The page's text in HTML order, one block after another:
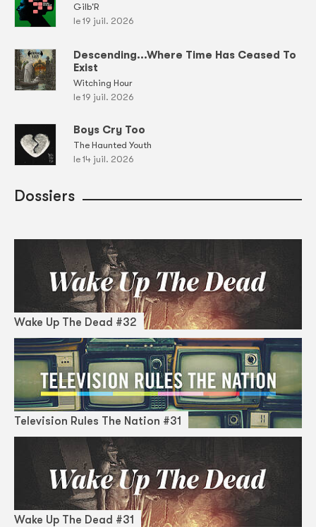
Gilb'R
le 19 juil. 2026
Descending...Where Time Has Ceased To
Exist
Witching Hour
le 19 juil. 2026
Boys Cry Too
The Haunted Youth
le 14 juil. 2026
Dossiers
Wake Up The Dead #32
Television Rules The Nation #31
Wake Up The Dead #31